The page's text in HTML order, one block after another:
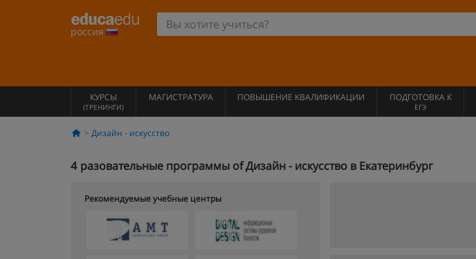
россия
КУРСЫ
(ТРЕНИНГИ)
МАГИСТРАТУРА ПОВЫШЕНИЕ КВАЛИФИКАЦИИ ПОДГОТОВКА К
ЕГЭ
Дизайн - искусство
4 разовательные программы of Дизайн - искусство в Екатеринбург
Рекомендуемые учебные центры